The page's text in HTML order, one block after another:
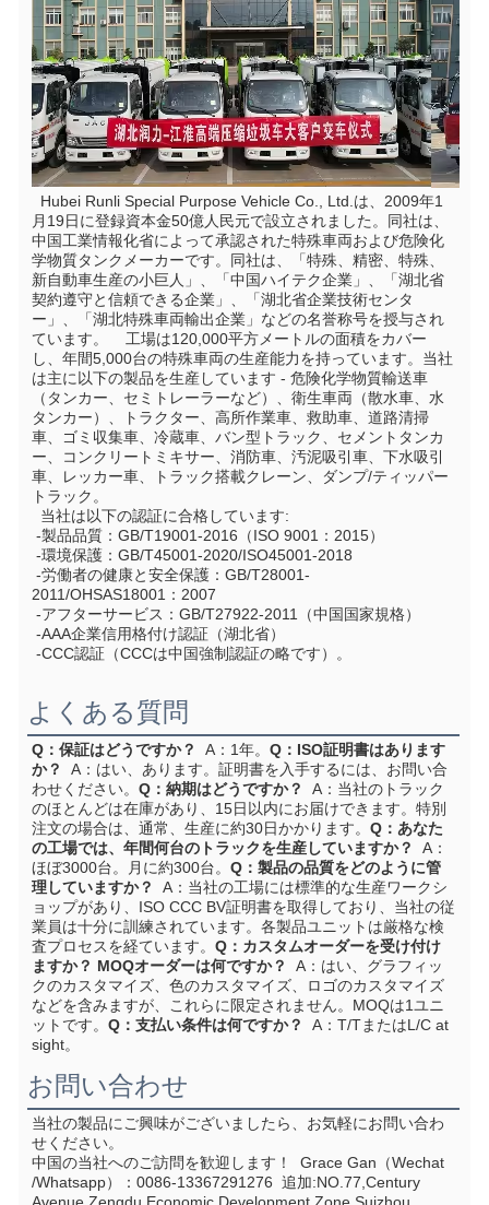
月19日に登録資本金50億人民元で設立されました。同社は、
中国工業情報化省によって承認された特殊車両および危険化
学物質タンクメーカーです。同社は、「特殊、精密、特殊、
新自動車生産の小巨人」、「中国ハイテク企業」、「湖北省
契約遵守と信頼できる企業」、「湖北省企業技術センタ
ー」、「湖北特殊車両輸出企業」などの名誉称号を授与され
ています。    工場は120,000平方メートルの面積をカバー
し、年間5,000台の特殊車両の生産能力を持っています。当社
は主に以下の製品を生産しています - 危険化学物質輸送車
（タンカー、セミトレーラーなど）、衛生車両（散水車、水
タンカー）、トラクター、高所作業車、救助車、道路清掃
車、ゴミ収集車、冷蔵車、バン型トラック、セメントタンカ
ー、コンクリートミキサー、消防車、汚泥吸引車、下水吸引
車、レッカー車、トラック搭載クレーン、ダンプ/ティッパー
トラック。
  当社は以下の認証に合格しています:
-製品品質：GB/T19001-2016（ISO 9001：2015）
-環境保護：GB/T45001-2020/ISO45001-2018
2011/OHSAS18001：2007
-アフターサービス：GB/T27922-2011（中国国家規格）
-AAA企業信用格付け認証（湖北省）
-CCC認証（CCCは中国強制認証の略です）。
よくある質問
Q：保証はどうですか？
  A：1年。
Q：ISO証明書はあります
か？
  A：はい、あります。証明書を入手するには、お問い合
わせください。 Q：納期はどうですか？
  A：当社のトラック
のほとんどは在庫があり、15日以内にお届けできます。特別
注文の場合は、通常、生産に約30日かかります。 Q：あなた
の工場では、年間何台のトラックを生産していますか？
  A：
ほぼ3000台。月に約300台。 Q：製品の品質をどのように管
理していますか？
  A：当社の工場には標準的な生産ワークシ
ョップがあり、ISO CCC BV証明書を取得しており、当社の従
業員は十分に訓練されています。各製品ユニットは厳格な検
査プロセスを経ています。 Q：カスタムオーダーを受け付け
ますか？ MOQオーダーは何ですか？
  A：はい、グラフィッ
クのカスタマイズ、色のカスタマイズ、ロゴのカスタマイズ
などを含みますが、これらに限定されません。MOQは1ユニ
ットです。 Q：支払い条件は何ですか？
  A：T/TまたはL/C at
sight。
お問い合わせ
当社の製品にご興味がございましたら、お気軽にお問い合わ
せください。
中国の当社へのご訪問を歓迎します！
  Grace Gan（Wechat
/Whatsapp）：0086-13367291276  追加:NO.77,Century